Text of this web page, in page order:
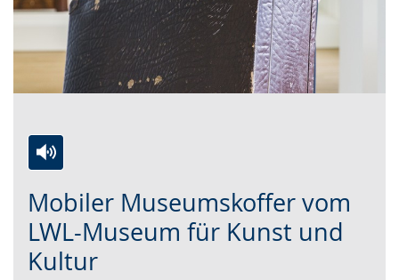
Mobiler Museumskoffer vom
LWL-Museum für Kunst und
Kultur
Leichten
Sprache
wechseln.
Audio-
Unterstützung.
Video
in
Deutscher
Gebärdensprache